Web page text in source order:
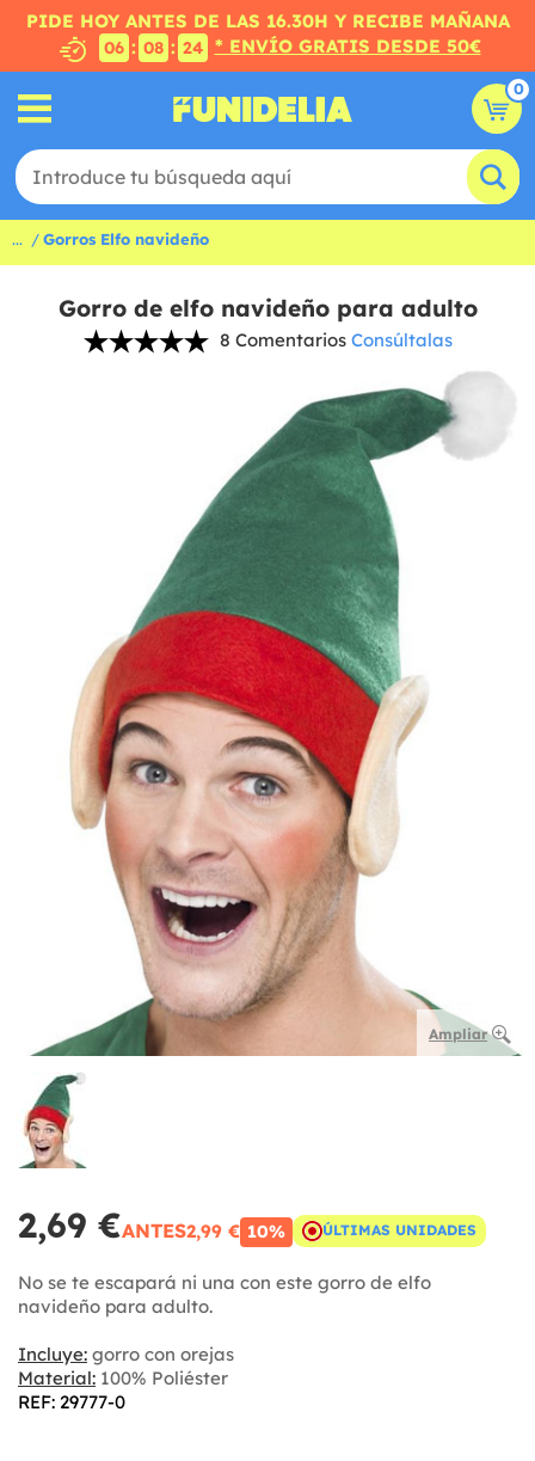
PIDE HOY ANTES DE LAS 16.30H Y RECIBE MAÑANA
06 : 08 : 23 * ENVÍO GRATIS DESDE 50€
0
... Gorros Elfo navideño
Gorro de elfo navideño para adulto
8 Comentarios Consúltalas
Ampliar
2,69 €ANTES2,99 € 10% ÚLTIMAS UNIDADES
No se te escapará ni una con este gorro de elfo
navideño para adulto.
Incluye: gorro con orejas
Material: 100% Poliéster
REF: 29777-0